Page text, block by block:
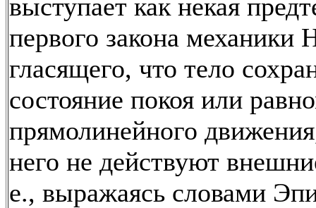
выступает как некая
первого закона механики
гласящего, что тело
состояние покоя или
прямолинейного
него не действуют
е., выражаясь словами